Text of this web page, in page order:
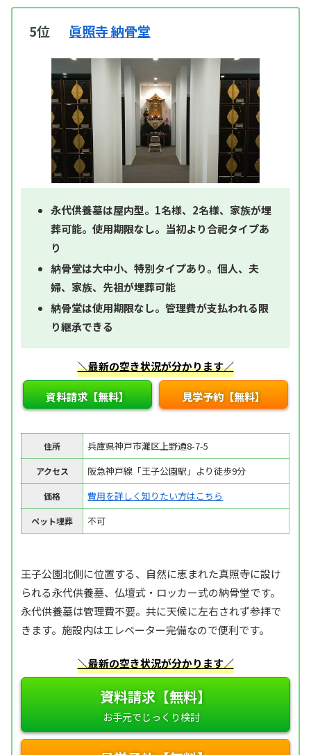
5位 眞照寺 納骨堂
永代供養墓は屋内型。1名様、2名様、家族が埋
葬可能。使用期限なし。当初より合祀タイプあ
り
納骨堂は大中小、特別タイプあり。個人、夫
婦、家族、先祖が埋葬可能
納骨堂は使用期限なし。管理費が支払われる限
り継承できる
＼最新の空き状況が分かります／
資料請求【無料】 見学予約【無料】
住所 兵庫県神戸市灘区上野通8-7-5
アクセス 阪急神戸線「王子公園駅」より徒歩9分
価格 費用を詳しく知りたい方はこちら
ペット埋葬 不可
王子公園北側に位置する、自然に恵まれた真照寺に設け
られる永代供養墓、仏壇式・ロッカー式の納骨堂です。
永代供養墓は管理費不要。共に天候に左右されず参拝で
きます。施設内はエレベーター完備なので便利です。
＼最新の空き状況が分かります／
資料請求【無料】